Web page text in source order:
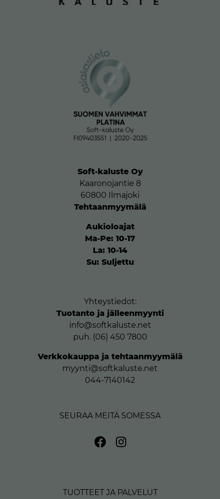
Soft-kaluste Oy
Kaaronojantie 8
60800 Ilmajoki
Tehtaanmyymälä
Aukioloajat
Ma-Pe: 10-17
La: 10-14
Su: Suljettu
Yhteystiedot:
Tuotanto ja jälleenmyynti
info@softkaluste.net
puh. (06) 450 7800
Verkkokauppa ja tehtaanmyymälä
myynti@softkaluste.net
044-7140142
SEURAA MEITÄ SOMESSA
TUOTTEET JA PALVELUT